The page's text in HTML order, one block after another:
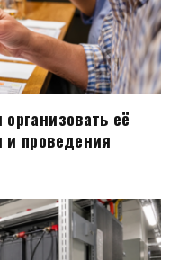
её
и проведения